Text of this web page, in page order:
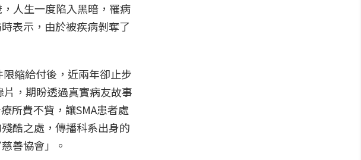
人生一度陷入黑暗，罹病
表示，由於被疾病剝奪了
縮給付後，近兩年卻止步
，期盼透過真實病友故事
所費不貲，讓SMA患者處
酷之處，傳播科系出身的
善協會」。